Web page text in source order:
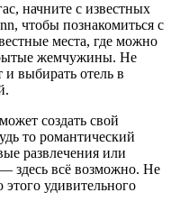
начните с известных
чтобы познакомиться с
места, где можно
жемчужины. Не
выбирать отель в
создать свой
то романтический
развлечения или
здесь всё возможно. Не
удивительного